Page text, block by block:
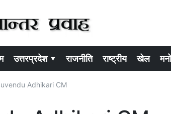
उत्तरप्रदेश ▾ राजनीति राष्ट्रीय खेल
Adhikari CM